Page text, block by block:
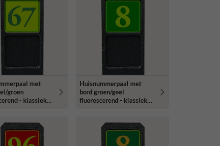
met
groen
- klassiek
Huisnummerpaal met
bord groen/geel
fluorescerend - klassiek